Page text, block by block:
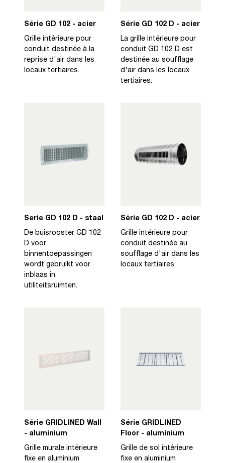
Série GD 102 - acier
Grille intérieure pour
conduit destinée à la
reprise d'air dans les
locaux tertiaires.
Série GD 102 D - acier
La grille intérieure pour
conduit GD 102 D est
destinée au soufflage
d'air dans les locaux
tertiaires.
Serie GD 102 D - staal
De buisrooster GD 102
D voor
binnentoepassingen
wordt gebruikt voor
inblaas in
utiliteitsruimten.
Série GD 102 D - acier
Grille intérieure pour
conduit destinée au
soufflage d'air dans les
locaux tertiaires.
Série GRIDLINED Wall
- aluminium
Grille murale intérieure
fixe en aluminium
Série GRIDLINED
Floor - aluminium
Grille de sol intérieure
fixe en aluminium